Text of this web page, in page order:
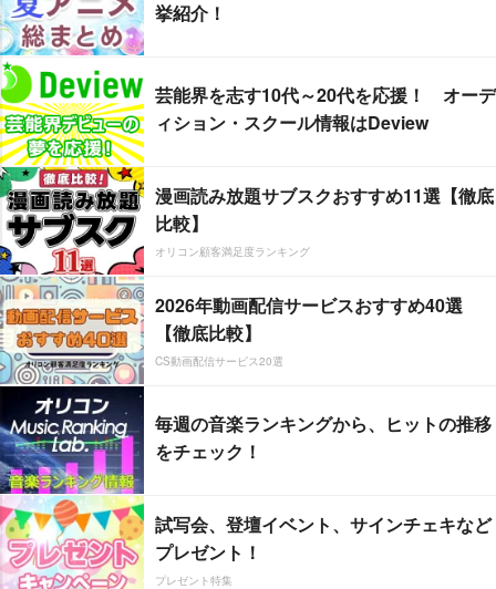
挙紹介！
芸能界を志す10代～20代を応援！ オーデ
ィション・スクール情報はDeview
漫画読み放題サブスクおすすめ11選【徹底
比較】
オリコン顧客満足度ランキング
2026年動画配信サービスおすすめ40選
【徹底比較】
CS動画配信サービス20選
毎週の音楽ランキングから、ヒットの推移
をチェック！
試写会、登壇イベント、サインチェキなど
プレゼント！
プレゼント特集